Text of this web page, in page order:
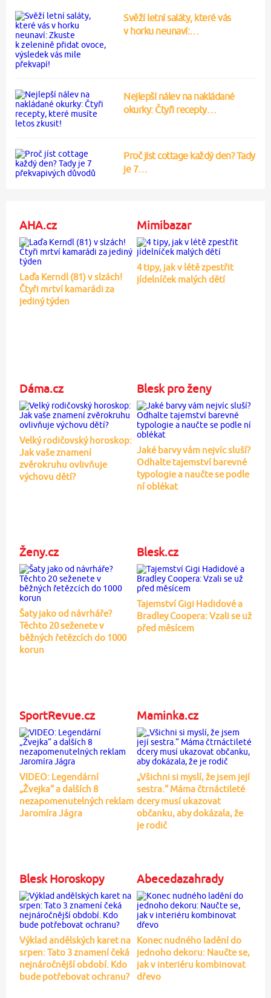
Svěží letní saláty, které vás
v horku neunaví:…
Nejlepší nálev na nakládané
okurky: Čtyři recepty…
Proč jíst cottage každý den? Tady
je 7…
AHA.cz
Laďa Kerndl (81) v slzách!
Čtyři mrtví kamarádi za
jediný týden
Mimibazar
4 tipy, jak v létě zpestřit
jídelníček malých dětí
Dáma.cz
Velký rodičovský horoskop:
Jak vaše znamení
zvěrokruhu ovlivňuje
výchovu dětí?
Blesk pro ženy
Jaké barvy vám nejvíc sluší?
Odhalte tajemství barevné
typologie a naučte se podle
ní oblékat
Ženy.cz
Šaty jako od návrháře?
Těchto 20 seženete v
běžných řetězcích do 1000
korun
Blesk.cz
Tajemství Gigi Hadidové a
Bradley Coopera: Vzali se už
před měsícem
SportRevue.cz
VIDEO: Legendární
„Žvejka“ a dalších 8
nezapomenutelných reklam
Jaromíra Jágra
Maminka.cz
„Všichni si myslí, že jsem její
sestra.“ Máma čtrnáctileté
dcery musí ukazovat
občanku, aby dokázala, že
je rodič
Blesk Horoskopy
Výklad andělských karet na
srpen: Tato 3 znamení čeká
nejnáročnější období. Kdo
bude potřebovat ochranu?
Abecedazahrady
Konec nudného ladění do
jednoho dekoru: Naučte se,
jak v interiéru kombinovat
dřevo